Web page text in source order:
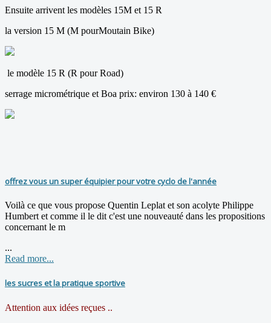
Ensuite arrivent les modèles 15M et 15 R
la version 15 M (M pourMoutain Bike)
le modèle 15 R (R pour Road)
serrage micrométrique et Boa prix: environ 130 à 140 €
offrez vous un super équipier pour votre cyclo de l'année
Voilà ce que vous propose Quentin Leplat et son acolyte Philippe
Humbert et comme il le dit c'est une nouveauté dans les propositions
concernant le m
...
Read more...
les sucres et la pratique sportive
Attention aux idées reçues ..